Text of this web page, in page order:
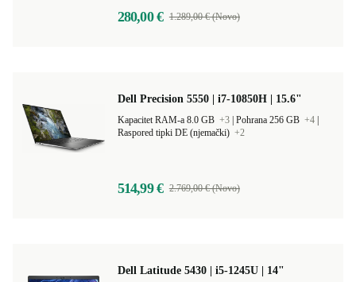
280,00 € 1.289,00 € (Novo)
Dell Precision 5550 | i7-10850H | 15.6"
Kapacitet RAM-a 8.0 GB +3 Pohrana 256 GB +4
Raspored tipki DE (njemački) +2
514,99 € 2.769,00 € (Novo)
Dell Latitude 5430 | i5-1245U | 14"